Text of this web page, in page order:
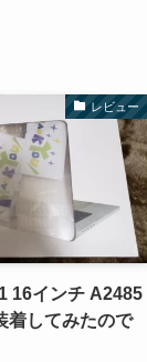
レビュー
16インチ A2485
着してみたので